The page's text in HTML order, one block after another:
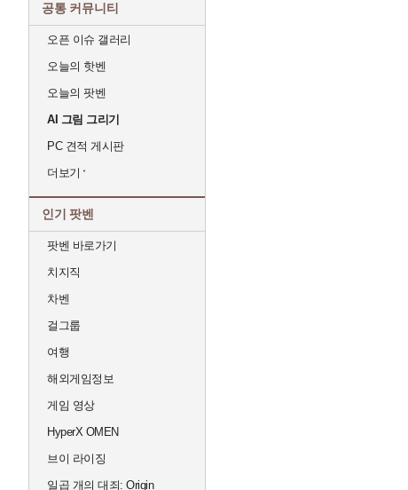
공통 커뮤니티
오픈 이슈 갤러리
오늘의 핫벤
오늘의 팟벤
AI 그림 그리기
PC 견적 게시판
더보기
인기 팟벤
팟벤 바로가기
치지직
차벤
걸그룹
여행
해외게임정보
게임 영상
HyperX OMEN
브이 라이징
일곱 개의 대죄: Origin